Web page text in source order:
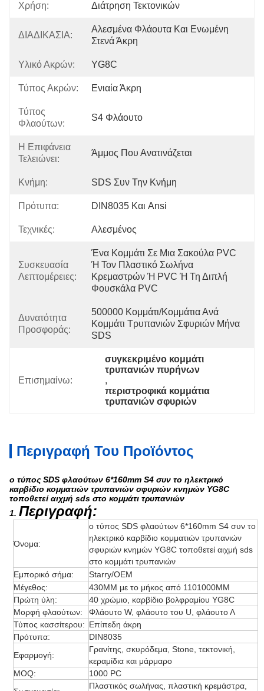
Χρήση: Διάτρηση Τεκτονικών
ΔΙΑΔΙΚΑΣΙΑ:
Αλεσμένα Φλάουτα Και Ενωμένη
Στενά Άκρη
Υλικό Ακρών: YG8C
Τύπος Ακρών: Ενιαία Άκρη
Τύπος
Φλαούτων:
S4 Φλάουτο
Η Επιφάνεια
Τελειώνει:
Άμμος Που Ανατινάζεται
Κνήμη: SDS Συν Την Κνήμη
Πρότυπα: DIN8035 Και Ansi
Τεχνικές: Αλεσμένος
Συσκευασία
Λεπτομέρειες:
Ένα Κομμάτι Σε Μια Σακούλα PVC
Ή Τον Πλαστικό Σωλήνα
Κρεμαστρών Ή PVC Ή Τη Διπλή
Φουσκάλα PVC
Δυνατότητα
Προσφοράς:
500000 Κομμάτι/κομμάτια Ανά
Κομμάτι Τρυπανιών Σφυριών Μήνα
SDS
Επισημαίνω:
συγκεκριμένο κομμάτι
τρυπανιών πυρήνων
,
περιστροφικά κομμάτια
τρυπανιών σφυριών
Περιγραφή Του Προϊόντος
ο τύπος SDS φλαούτων 6*160mm S4 συν το ηλεκτρικό
καρβίδιο κομματιών τρυπανιών σφυριών κνημών YG8C
τοποθετεί αιχμή sds στο κομμάτι τρυπανιών
1. Περιγραφή:
Όνομα:
ο τύπος SDS φλαούτων 6*160mm S4 συν το
ηλεκτρικό καρβίδιο κομματιών τρυπανιών
σφυριών κνημών YG8C τοποθετεί αιχμή sds
στο κομμάτι τρυπανιών
Εμπορικό σήμα:
Starry/OEM
Μέγεθος:
430MM με το μήκος από 1101000MM
Πρώτη ύλη:
40 χρώμιο, καρβίδιο βολφραμίου YG8C
Μορφή φλαούτων:
Φλάουτο W, φλάουτο του U, φλάουτο Λ
Τύπος κασσίτερου: Επίπεδη άκρη
Πρότυπα:
DIN8035
Εφαρμογή:
Γρανίτης, σκυρόδεμα, Stone, τεκτονική,
κεραμίδια και μάρμαρο
MOQ:
1000 PC
Πλαστικός σωλήνας, πλαστική κρεμάστρα,